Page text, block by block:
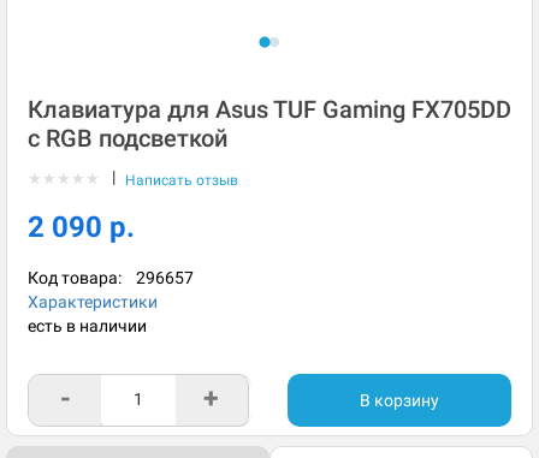
Клавиатура для Asus TUF Gaming FX705DD
с RGB подсветкой
★ ★ ★ ★ ★ | Написать отзыв
2 090 р.
Код товара: 296657
Характеристики
есть в наличии
- + В корзину